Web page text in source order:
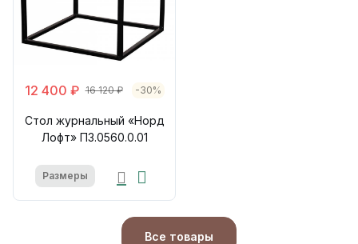
12 400 ₽ 16 120 ₽ -30%
Стол журнальный «Норд
Лофт» П3.0560.0.01
Размеры
Все товары